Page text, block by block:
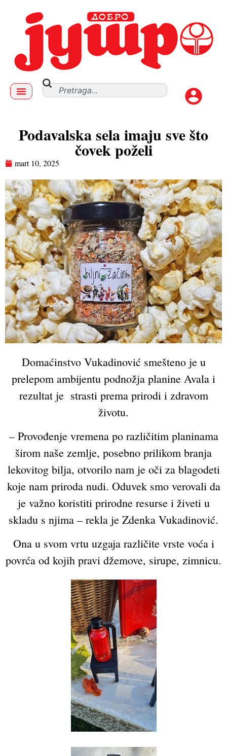
Podavalska sela imaju sve što
čovek poželi
mart 10, 2025
Domaćinstvo Vukadinović smešteno je u
prelepom ambijentu podnožja planine Avala i
rezultat je strasti prema prirodi i zdravom
životu.
– Provođenje vremena po različitim planinama
širom naše zemlje, posebno prilikom branja
lekovitog bilja, otvorilo nam je oči za blagodeti
koje nam priroda nudi. Oduvek smo verovali da
je važno koristiti prirodne resurse i živeti u
skladu s njima – rekla je Zdenka Vukadinović.
Ona u svom vrtu uzgaja različite vrste voća i
povrća od kojih pravi džemove, sirupe, zimnicu.